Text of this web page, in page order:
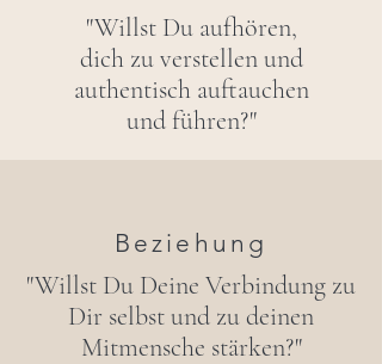
"Willst Du aufhören,
dich zu verstellen und
authentisch auftauchen
und führen?"
Beziehung
"Willst Du Deine Verbindung zu
Dir selbst und zu deinen
Mitmensche stärken?"